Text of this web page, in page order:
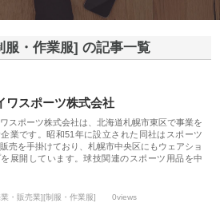
服・作業服] の記事一覧
ワスポーツ株式会社
スポーツ株式会社は、北海道札幌市東区で事業を
業です。昭和51年に設立された同社はスポーツ
売を手掛けており、札幌市中央区にもウェアショ
を展開しています。球技関連のスポーツ用品を中
・販売業][制服・作業服] 0views